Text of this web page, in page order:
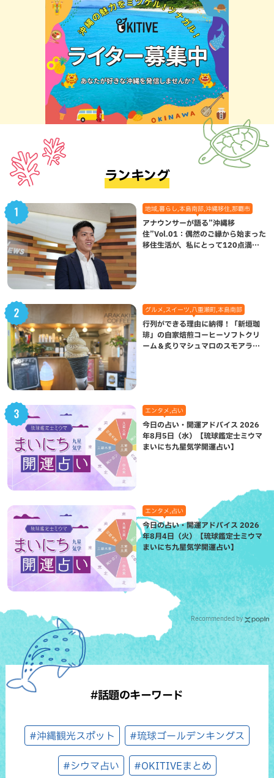
ランキング
地域,暮らし,本島南部,沖縄移住,那覇市
アナウンサーが語る”沖縄移
住”Vol.01：偶然のご縁から始まった
移住生活が、私にとって120点満点
グルメ,スイーツ,八重瀬町,本島南部
行列ができる理由に納得！「新垣珈
琲」の自家焙煎コーヒーソフトクリ
ーム＆炙りマシュマロのスモアラテ
エンタメ,占い
今日の占い・開運アドバイス 2026
年8月5日（水）【琉球鑑定士ミウマ
まいにち九星気学開運占い】
エンタメ,占い
今日の占い・開運アドバイス 2026
年8月4日（火）【琉球鑑定士ミウマ
まいにち九星気学開運占い】
Recommended by
#話題のキーワード
#沖縄観光スポット #琉球ゴールデンキングス
#シウマ占い #OKITIVEまとめ